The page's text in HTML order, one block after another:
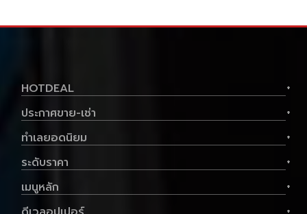
1
1
2,479,500.-฿
ดูทรัพย์
ขาย คอนโดมิเนียม ลุมพินี วิลล์ อ่อนนุช-
พัฒนาการ อาคาร A ขนาด 22.54 ตร.ม. - ลุมพิ
นี วิลล์ อ่อนนุช-พัฒนาการ
HOTDEAL +
ประกาศขาย-เช่า +
ทำเลยอดนิยม +
ระดับราคา +
เมนูหลัก +
+